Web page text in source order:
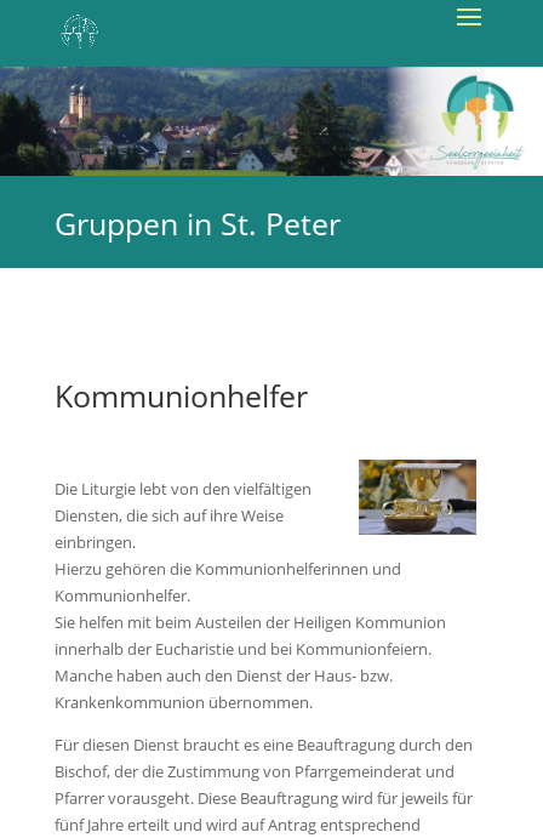
Gruppen in St. Peter
Kommunionhelfer
Die Liturgie lebt von den vielfältigen
Diensten, die sich auf ihre Weise
einbringen.
Hierzu gehören die Kommunionhelferinnen und
Kommunionhelfer.
Sie helfen mit beim Austeilen der Heiligen Kommunion
innerhalb der Eucharistie und bei Kommunionfeiern.
Manche haben auch den Dienst der Haus- bzw.
Krankenkommunion übernommen.
Für diesen Dienst braucht es eine Beauftragung durch den
Bischof, der die Zustimmung von Pfarrgemeinderat und
Pfarrer vorausgeht. Diese Beauftragung wird für jeweils für
fünf Jahre erteilt und wird auf Antrag entsprechend